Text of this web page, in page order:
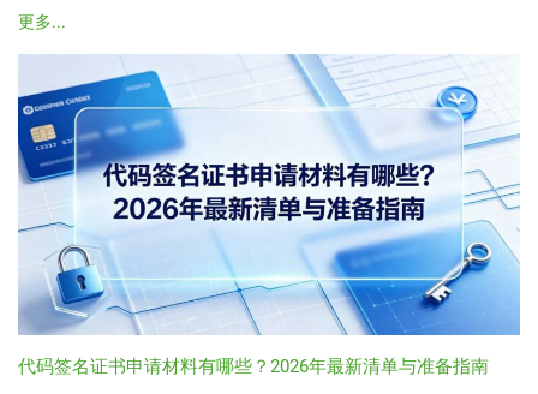
更多...
代码签名证书申请材料有哪些？2026年最新清单与准备指南